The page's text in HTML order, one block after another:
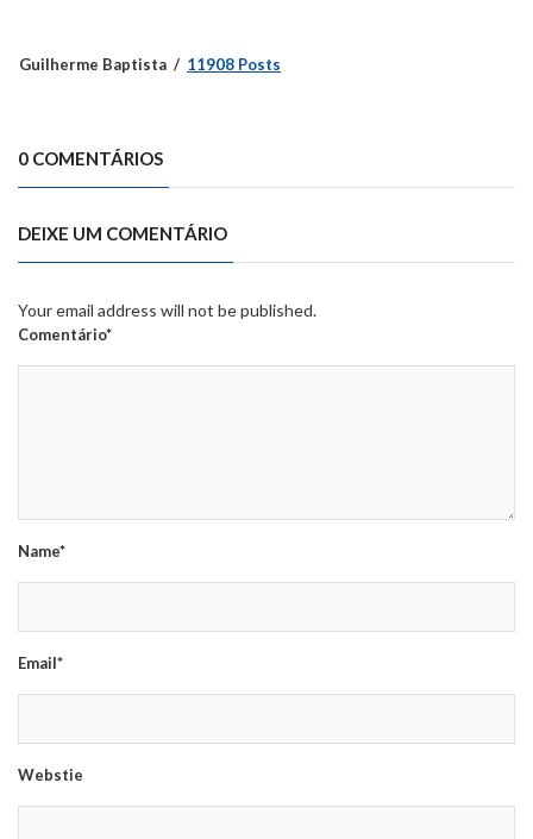
Guilherme Baptista 11908 Posts
0 COMENTÁRIOS
DEIXE UM COMENTÁRIO
Your email address will not be published.
Comentário*
Name*
Email*
Webstie